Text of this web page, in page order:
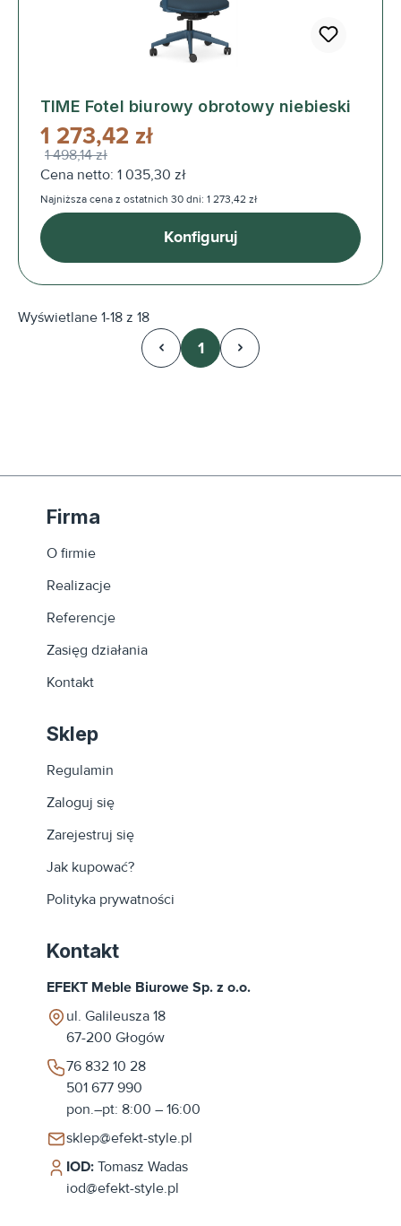
TIME Fotel biurowy obrotowy niebieski
1 273,42 zł
1 498,14 zł
Cena netto: 1 035,30 zł
Najniższa cena z ostatnich 30 dni: 1 273,42 zł
Konfiguruj
Wyświetlane 1-18 z 18
Strona
1
Firma
O firmie
Realizacje
Referencje
Zasięg działania
Kontakt
Sklep
Regulamin
Zaloguj się
Zarejestruj się
Jak kupować?
Polityka prywatności
Kontakt
EFEKT Meble Biurowe Sp. z o.o.
ul. Galileusza 18
67-200 Głogów
76 832 10 28
501 677 990
pon.–pt: 8:00 – 16:00
sklep@efekt-style.pl
IOD: Tomasz Wadas
iod@efekt-style.pl